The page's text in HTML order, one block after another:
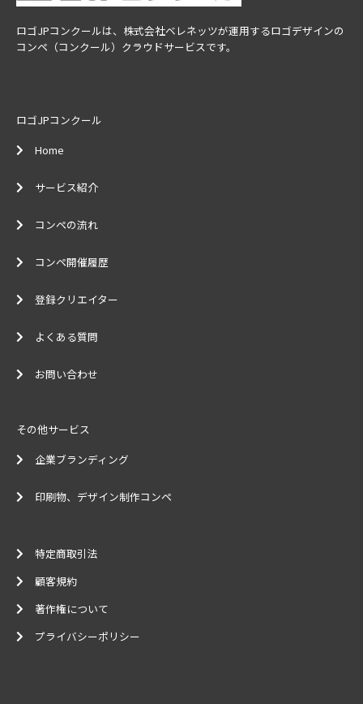
ロゴJPコンクールは、株式会社ベレネッツが運用するロゴデザインの
コンペ（コンクール）クラウドサービスです。
ロゴJPコンクール
Home
サービス紹介
コンペの流れ
コンペ開催履歴
登録クリエイター
よくある質問
お問い合わせ
その他サービス
企業ブランディング
印刷物、デザイン制作コンペ
特定商取引法
顧客規約
著作権について
プライバシーポリシー